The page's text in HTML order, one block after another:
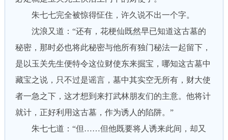
朱七七完全被惊得怔住，许久说不出一个字。
沈浪又道：“还有，花梗仙既然早已知道这古墓的
秘密，那时必也将此秘密与他所有独门秘法一起留下，
是以玉关先生便特令这位财使东来掘宝，哪知这古墓中
藏宝之说，只不过是谣言，墓中其实空无所有，财大使
者一急之下，这才想到来打武林朋友们的主意。他将计
就计，正好利用这古墓，作为诱人的陷阱。”
朱七七道：“但……但他既要将人诱来此间，却又